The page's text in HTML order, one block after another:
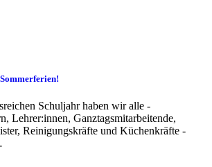
Schuljahr haben wir alle -
Lehrer:innen, Ganztagsmitarbeitende,
Reinigungskräfte und Küchenkräfte -